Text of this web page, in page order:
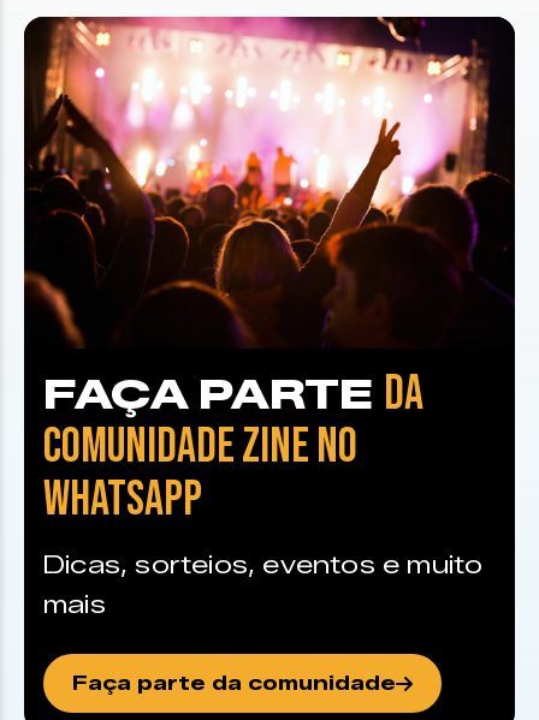
FAÇA PARTE DA
COMUNIDADE ZINE NO
WHATSAPP
Dicas, sorteios, eventos e muito
mais
Faça parte da comunidade